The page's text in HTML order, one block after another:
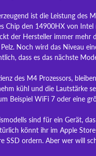
ist die Leistung des
Chip den 14900HX von
der Hersteller immer mehr
Noch wird das Niveau
dass es das nächste
des M4 Prozessors,
kühl und die Lautstärke
Beispiel WiFi 7 oder eine
sind für ein Gerät,
könnt ihr im Apple
SSD ordern. Aber wer will